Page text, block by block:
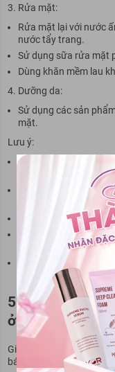
Rửa mặt:
Rửa mặt lại với nước
nước tẩy trang.
Sử dụng sữa rửa mặt
Dùng khăn mềm lau
Dưỡng da:
Sử dụng các sản
mặt.
Lưu ý:
Nên sử dụng nước tẩy
Có thể sử dụng nước
thể dục, vận động
Tránh để nước tẩy
Nên thử sản phẩm
Bảo quản nước tẩy
ánh nắng trực tiếp.
5. Nước tẩy
ở đâu?
Giá nước tẩy trang
bán. Dưới đây là giá